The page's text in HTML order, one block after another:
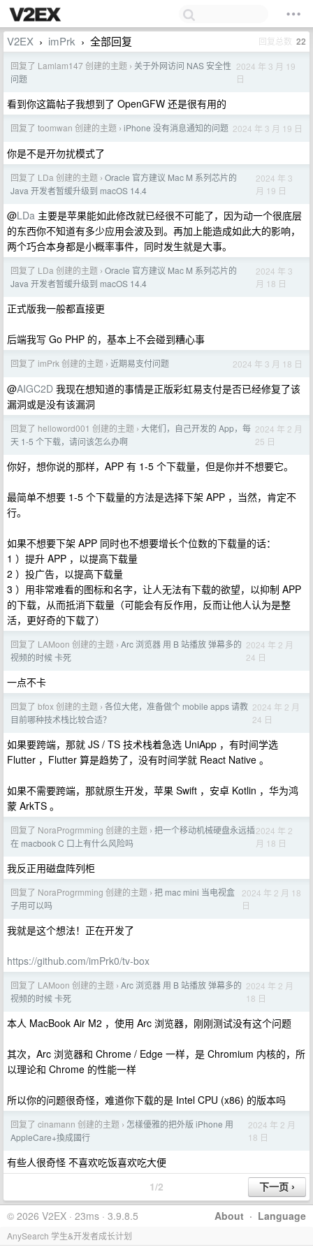
V2EX › imPrk › 全部回复 回复总数 22
回复了 Lamlam147 创建的主题 › 关于外网访问 NAS 安全性
问题
2024 年 3 月 19
日
看到你这篇帖子我想到了 OpenGFW 还是很有用的
回复了 toomwan 创建的主题 › iPhone 没有消息通知的问题 2024 年 3 月 19 日
你是不是开勿扰模式了
回复了 LDa 创建的主题 › Oracle 官方建议 Mac M 系列芯片的
Java 开发者暂缓升级到 macOS 14.4
2024 年 3
月 19 日
@LDa 主要是苹果能如此修改就已经很不可能了，因为动一个很底层
的东西你不知道有多少应用会波及到。再加上能造成如此大的影响，
两个巧合本身都是小概率事件，同时发生就是大事。
回复了 LDa 创建的主题 › Oracle 官方建议 Mac M 系列芯片的
Java 开发者暂缓升级到 macOS 14.4
2024 年 3
月 18 日
正式版我一般都直接更
后端我写 Go PHP 的，基本上不会碰到糟心事
回复了 imPrk 创建的主题 › 近期易支付问题 2024 年 3 月 18 日
@AIGC2D 我现在想知道的事情是正版彩虹易支付是否已经修复了该
漏洞或是没有该漏洞
回复了 helloword001 创建的主题 › 大佬们，自己开发的 App，每
天 1-5 个下载，请问该怎么办啊
2024 年 2 月
25 日
你好，想你说的那样，APP 有 1-5 个下载量，但是你并不想要它。
最简单不想要 1-5 个下载量的方法是选择下架 APP ，当然，肯定不
行。
如果不想要下架 APP 同时也不想要增长个位数的下载量的话：
1 ）提升 APP ，以提高下载量
2 ）投广告，以提高下载量
3 ）用非常难看的图标和名字，让人无法有下载的欲望，以抑制 APP
的下载，从而抵消下载量（可能会有反作用，反而让他人认为是整
活，更好奇的下载了）
回复了 LAMoon 创建的主题 › Arc 浏览器 用 B 站播放 弹幕多的
视频的时候 卡死
2024 年 2 月
24 日
一点不卡
回复了 bfox 创建的主题 › 各位大佬，准备做个 mobile apps 请教
目前哪种技术栈比较合适？
2024 年 2 月
24 日
如果要跨端，那就 JS / TS 技术栈着急选 UniApp ，有时间学选
Flutter ，Flutter 算是趋势了，没有时间学就 React Native 。
如果不需要跨端，那就原生开发，苹果 Swift ，安卓 Kotlin ，华为鸿
蒙 ArkTS 。
回复了 NoraProgrmming 创建的主题 › 把一个移动机械硬盘永远插
在 macbook C 口上有什么风险吗
2024 年 2
月 18 日
我反正用磁盘阵列柜
回复了 NoraProgrmming 创建的主题 › 把 mac mini 当电视盒
子用可以吗
2024 年 2 月 18
日
我就是这个想法！正在开发了
https://github.com/imPrk0/tv-box
回复了 LAMoon 创建的主题 › Arc 浏览器 用 B 站播放 弹幕多的
视频的时候 卡死
2024 年 2 月
18 日
本人 MacBook Air M2 ，使用 Arc 浏览器，刚刚测试没有这个问题
其次，Arc 浏览器和 Chrome / Edge 一样，是 Chromium 内核的，所
以理论和 Chrome 的性能一样
所以你的问题很奇怪，难道你下载的是 Intel CPU (x86) 的版本吗
回复了 cinamann 创建的主题 › 怎樣優雅的把外版 iPhone 用
AppleCare+換成國行
2024 年 2 月
18 日
有些人很奇怪 不喜欢吃饭喜欢吃大便
1/2
About · Language
© 2026 V2EX · 23ms · 3.9.8.5
AnySearch 学生&开发者成长计划